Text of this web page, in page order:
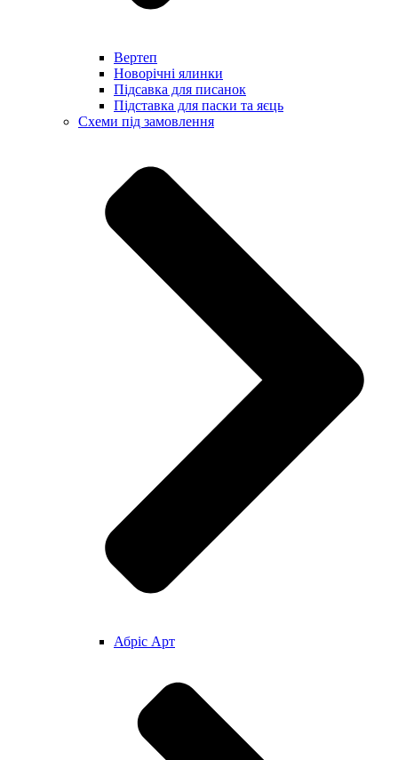
Вертеп
Новорічні ялинки
Підсавка для писанок
Підставка для паски та яєць
Схеми під замовлення
Абріс Арт